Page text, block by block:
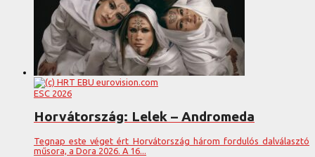
ESC 2026
Horvátország: Lelek – Andromeda
Tegnap este véget ért Horvátország három fordulós dalválasztó
műsora, a Dora 2026. A 16...